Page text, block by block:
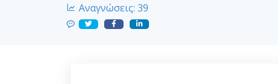
Αναγνώσεις: 39